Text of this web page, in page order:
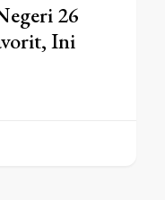
26
Ini